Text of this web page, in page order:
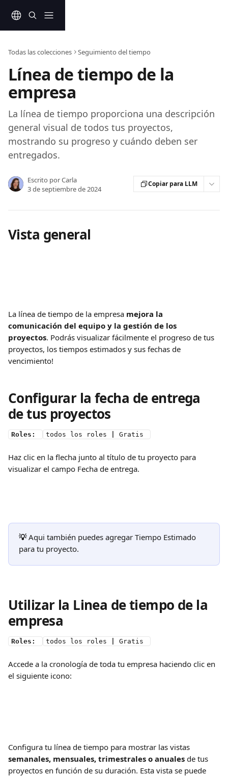
Todas las colecciones Seguimiento del tiempo
Línea de tiempo de la
empresa
La línea de tiempo proporciona una descripción
general visual de todos tus proyectos,
mostrando su progreso y cuándo deben ser
entregados.
Escrito porCarla
3 de septiembre de 2024
Copiar para LLM
Vista general
La línea de tiempo de la empresa mejora la
comunicación del equipo y la gestión de los
proyectos. Podrás visualizar fácilmente el progreso de tus
proyectos, los tiempos estimados y sus fechas de
vencimiento!
Configurar la fecha de entrega
de tus proyectos
Roles: todos los roles Gratis
Haz clic en la flecha junto al título de tu proyecto para
visualizar el campo Fecha de entrega.
💡 Aqui también puedes agregar Tiempo Estimado
para tu proyecto.
Utilizar la Linea de tiempo de la
empresa
Roles: todos los roles Gratis
Accede a la cronología de toda tu empresa haciendo clic en
el siguiente icono:
Configura tu línea de tiempo para mostrar las vistas
semanales, mensuales, trimestrales o anuales de tus
proyectos en función de su duración. Esta vista se puede